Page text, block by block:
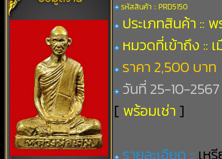
รหัสสินค้า :: PRD5150
ประเภทสินค้า ::
หมวดที่เข้าถึง ::
ราคา 2,500 บาท
วันที่ 25-10-
[ พร้อมเช่า ]
รายละเอียด :: เห